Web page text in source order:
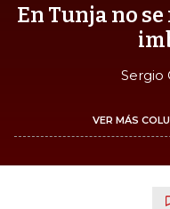
En Tunja no
Sergio
VER MÁS